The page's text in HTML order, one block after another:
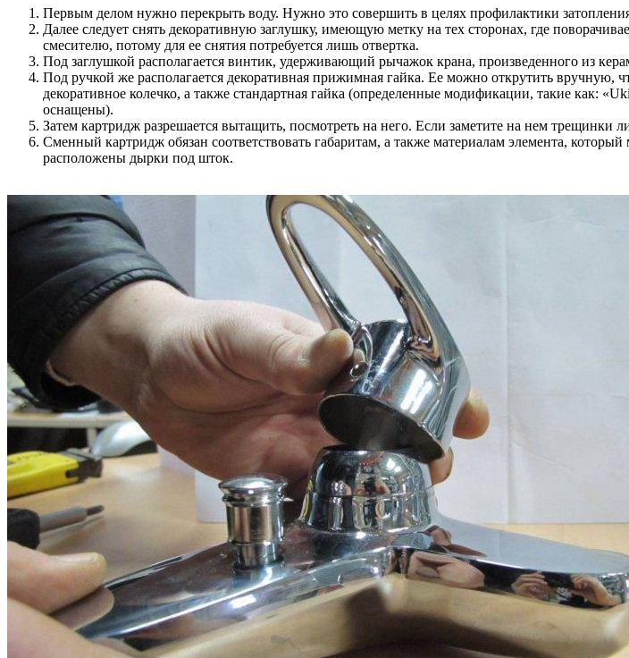
Первым делом нужно перекрыть воду. Нужно это совершить в целях профилактики
Далее следует снять декоративную заглушку, имеющую метку на тех сторонах, где
смесителю, потому для ее снятия потребуется лишь отвертка.
Под заглушкой располагается винтик, удерживающий рычажок крана, произведенного из
Под ручкой же располагается декоративная прижимная гайка. Ее можно открутить
декоративное колечко, а также стандартная гайка (определенные модификации, такие как:
оснащены).
Затем картридж разрешается вытащить, посмотреть на него. Если заметите на нем трещинки
Сменный картридж обязан соответствовать габаритам, а также материалам элемента,
расположены дырки под шток.